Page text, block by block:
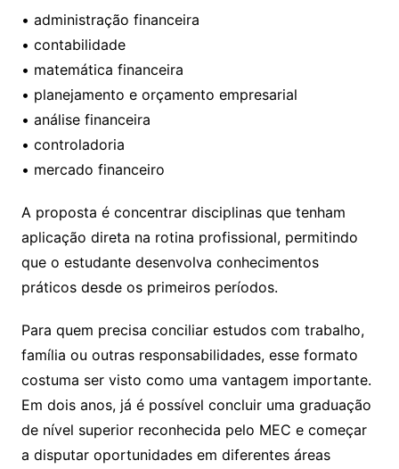
• administração financeira
• contabilidade
• matemática financeira
• planejamento e orçamento empresarial
• análise financeira
• controladoria
• mercado financeiro
A proposta é concentrar disciplinas que tenham
aplicação direta na rotina profissional, permitindo
que o estudante desenvolva conhecimentos
práticos desde os primeiros períodos.
Para quem precisa conciliar estudos com trabalho,
família ou outras responsabilidades, esse formato
costuma ser visto como uma vantagem importante.
Em dois anos, já é possível concluir uma graduação
de nível superior reconhecida pelo MEC e começar
a disputar oportunidades em diferentes áreas